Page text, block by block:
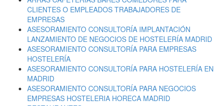
CLIENTES O EMPLEADOS TRABAJADORES DE
EMPRESAS
ASESORAMIENTO CONSULTORÍA IMPLANTACIÓN
LANZAMIENTO DE NEGOCIOS DE HOSTELERÍA MADRID
ASESORAMIENTO CONSULTORÍA PARA EMPRESAS
HOSTELERÍA
ASESORAMIENTO CONSULTORÍA PARA HOSTELERÍA EN
MADRID
ASESORAMIENTO CONSULTORÍA PARA NEGOCIOS
EMPRESAS HOSTELERIA HORECA MADRID